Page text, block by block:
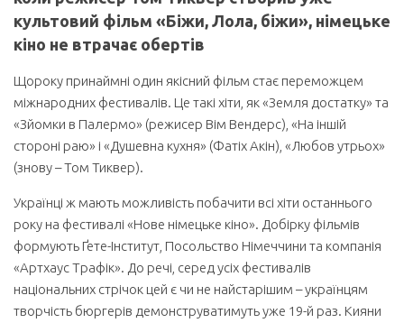
культовий фільм «Біжи, Лола, біжи», німецьке
кіно не втрачає обертів
Щороку принаймні один якісний фільм стає переможцем
міжнародних фестивалів. Це такі хіти, як «Земля достатку» та
«Зйомки в Палермо» (режисер Вім Вендерс), «На іншій
стороні раю» і «Душевна кухня» (Фатіх Акін), «Любов утрьох»
(знову – Том Тиквер).
Українці ж мають можливість побачити всі хіти останнього
року на фестивалі «Нове німецьке кіно». Добірку фільмів
формують Ґете-Інститут, Посольство Німеччини та компанія
«Артхаус Трафік». До речі, серед усіх фестивалів
національних стрічок цей є чи не найстарішим – українцям
творчість бюргерів демонструватимуть уже 19-й раз. Кияни